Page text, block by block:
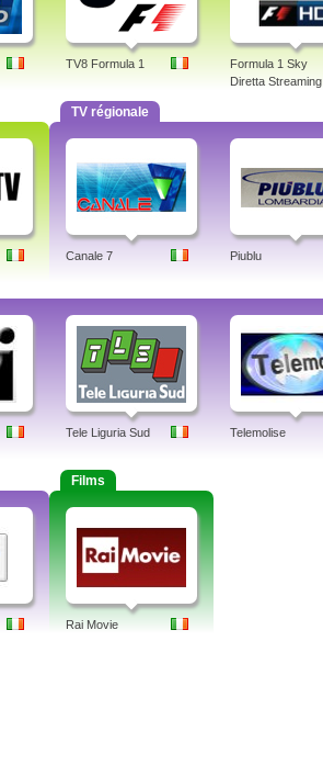
TV8 Formula 1
Formula 1 Sky
Diretta Streaming
TV régionale
Canale 7 Piublu
Tele Liguria Sud Telemolise
Films
Rai Movie